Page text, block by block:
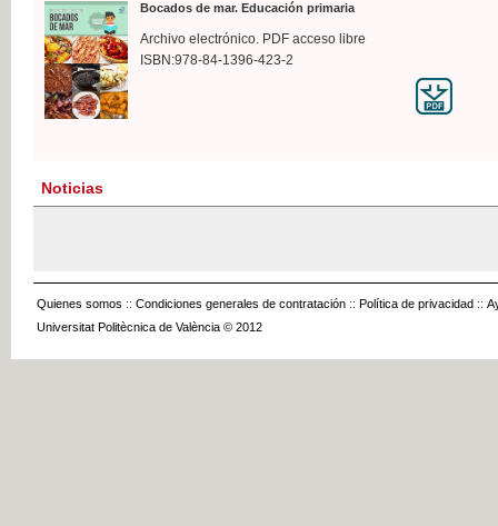
Bocados de mar. Educación primaria
Archivo electrónico. PDF acceso libre
ISBN:978-84-1396-423-2
Noticias
Quienes somos :: Condiciones generales de contratación :: Política de privacidad ::
Universitat Politècnica de València © 2012